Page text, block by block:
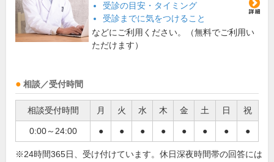
受診の目安・タイミング
受診までに気をつけること
などにご利用ください。（無料でご利用い
ただけます）
相談／受付時間
相談受付時間 月 火 水 木 金 土 日 祝
0:00～24:00 ● ● ● ● ● ● ● ●
※24時間365日、受け付けています。休日深夜時間帯の回答には